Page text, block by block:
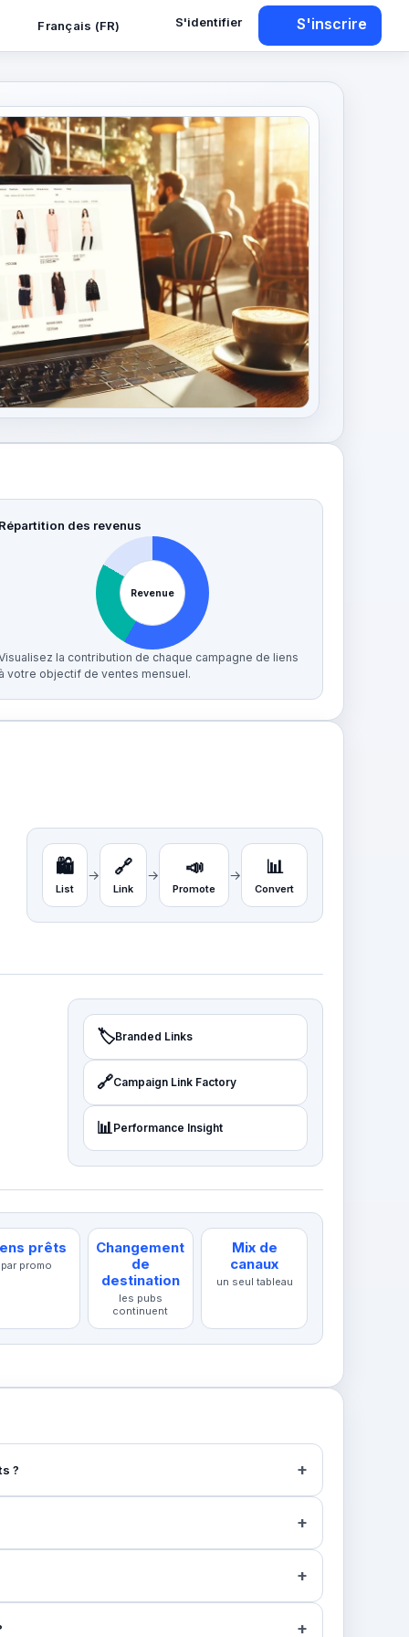
Français (FR) S'identifier S'inscrire
des revenus
Revenue
la contribution de chaque campagne de liens
votre objectif de ventes mensuel.
🛍️
List
→ 🔗
Link
→ 📣
Promote
→ 📊
Convert
🏷️Branded Links
🔗Campaign Link Factory
📊Performance Insight
prêts
par promo
Changement
de
destination
les pubs
continuent
Mix de
canaux
un seul tableau
?